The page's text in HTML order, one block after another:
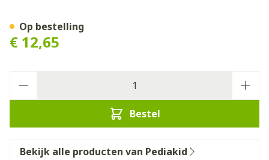
€ 12,65
Bestel
Op bestelling
Bekijk alle producten van Pediakid